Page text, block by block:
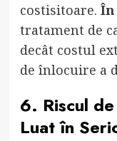
costisitoare.
tratament de
decât costul
de înlocuire a
6. Riscul
Luat în